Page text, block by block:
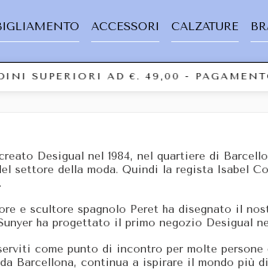
ACCESSORI CALZATURE
SUPERIORI AD €. 49,00 -
Desigual nel 1984, nel quartiere di
settore della moda. Quindi la regista Isabel
e scultore spagnolo Peret ha disegnato il
ha progettato il primo negozio Desigual
come punto di incontro per molte
Barcellona, continua a ispirare il mondo più